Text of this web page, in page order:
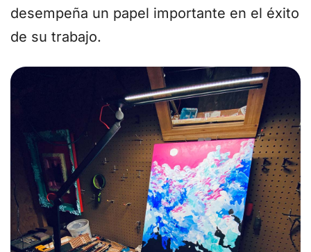
desempeña un papel importante en el éxito
de su trabajo.